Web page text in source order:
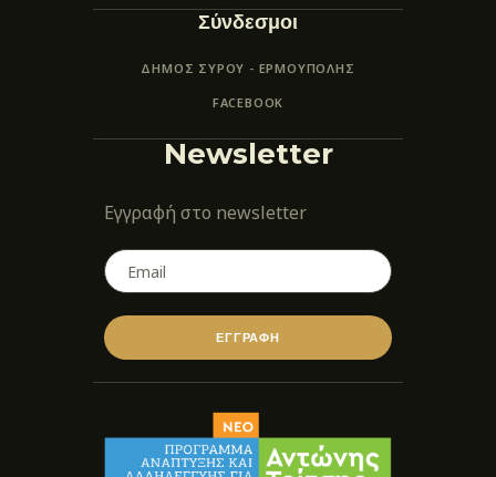
Σύνδεσμοι
ΔΗΜΟΣ ΣΥΡΟΥ - ΕΡΜΟΎΠΟΛΗΣ
FACEBOOK
Newsletter
Εγγραφή στο newsletter
ΕΓΓΡΑΦΗ